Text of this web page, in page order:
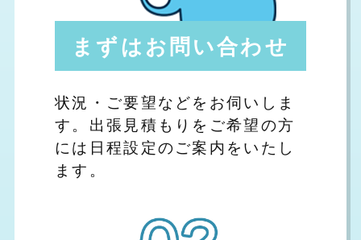
まずはお問い合わせ
状況・ご要望などをお伺いしま
す。出張見積もりをご希望の方
には日程設定のご案内をいたし
ます。